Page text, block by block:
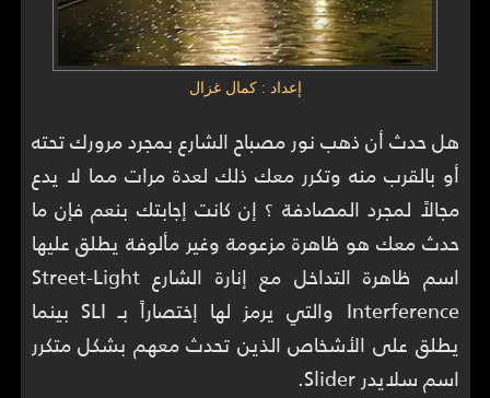
إعداد : كمال غزال
هل حدث أن ذهب نور مصباح الشارع بمجرد مرورك تحته
أو بالقرب منه وتكرر معك ذلك لعدة مرات مما لا يدع
مجالاً لمجرد المصادفة ؟ إن كانت إجابتك بنعم فإن ما
حدث معك هو ظاهرة مزعومة وغير مألوفة يطلق عليها
اسم ظاهرة التداخل مع إنارة الشارع Street-Light
Interference والتي يرمز لها إختصاراً بـ SLI بينما
يطلق على الأشخاص الذين تحدث معهم بشكل متكرر
اسم سلايدر Slider.